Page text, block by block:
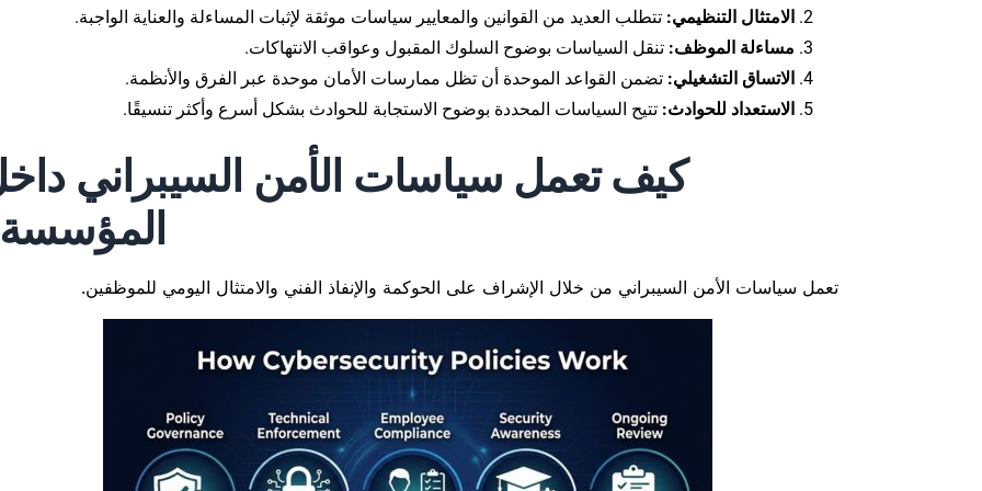
الامتثال التنظيمي: تتطلب العديد من القوانين والمعايير سياسات موثقة لإثبات المساءلة والعناية الواجبة.
مساءلة الموظف: تنقل السياسات بوضوح السلوك المقبول وعواقب الانتهاكات.
الاتساق التشغيلي: تضمن القواعد الموحدة أن تظل ممارسات الأمان موحدة عبر الفرق والأنظمة.
الاستعداد للحوادث: تتيح السياسات المحددة بوضوح الاستجابة للحوادث بشكل أسرع وأكثر تنسيقًا.
كيف تعمل سياسات الأمن السيبراني
تعمل سياسات الأمن السيبراني من خلال الإشراف على الحوكمة والإنفاذ الفني والامتثال اليومي للموظفين.